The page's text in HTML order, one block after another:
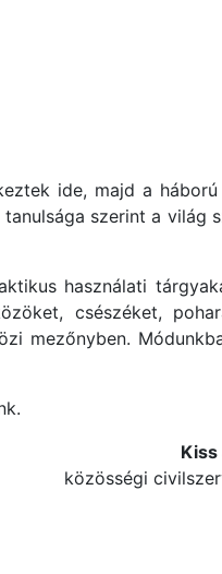
ide, majd a
szerint a világ
használati
csészéket,
mezőnyben.
Kiss
közösségi